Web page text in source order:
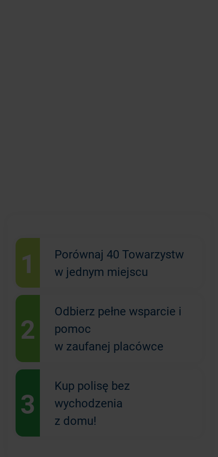
1
Porównaj 40 Towarzystw
w jednym miejscu
2
Odbierz pełne wsparcie i
pomoc
w zaufanej placówce
3
Kup polisę bez
wychodzenia
z domu!